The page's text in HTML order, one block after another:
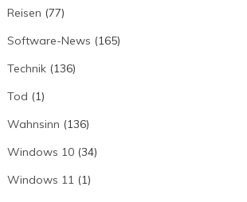
Reisen (77)
Software-News (165)
Technik(136)
Tod (1)
Wahnsinn (136)
Windows 10(34)
Windows 11(1)